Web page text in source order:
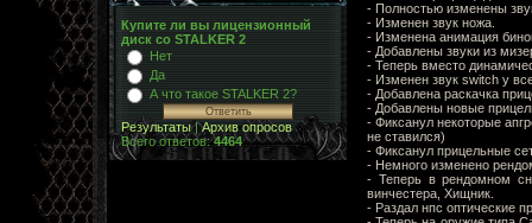
Купите ли вы лицензионный
диск со STALKER 2
Нет
Да
А что такое STALKER 2?
Результаты|Архив опросов
Всего ответов:4464
- Полностью изменены
- Изменен звук ножа.
- Изменена анимация
- Добавлены звуки из
- Теперь вместо
- Изменен звук switch у
- Добавлена раскачка
- Добавлены новые
- Фиксанул некоторые
не ставился)
- Фиксанул прицельные
- Немного изменено
- Теперь в рендомном
винчестера, Хищник.
- Раздал нпс оптические